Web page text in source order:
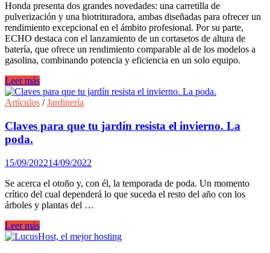
Honda presenta dos grandes novedades: una carretilla de
pulverización y una biotrituradora, ambas diseñadas para ofrecer un
rendimiento excepcional en el ámbito profesional. Por su parte,
ECHO destaca con el lanzamiento de un cortasetos de altura de
batería, que ofrece un rendimiento comparable al de los modelos a
gasolina, combinando potencia y eficiencia en un solo equipo.
Nuevos
catálogos
de
Honda
y
ECHO
la
primavera/verano
2025
Leer más
Artículos /Jardinería
Claves para que tu jardín resista el invierno. La
poda.
15/09/202214/09/2022
Se acerca el otoño y, con él, la temporada de poda. Un momento
crítico del cual dependerá lo que suceda el resto del año con los
árboles y plantas del …
Claves
para
Leer más